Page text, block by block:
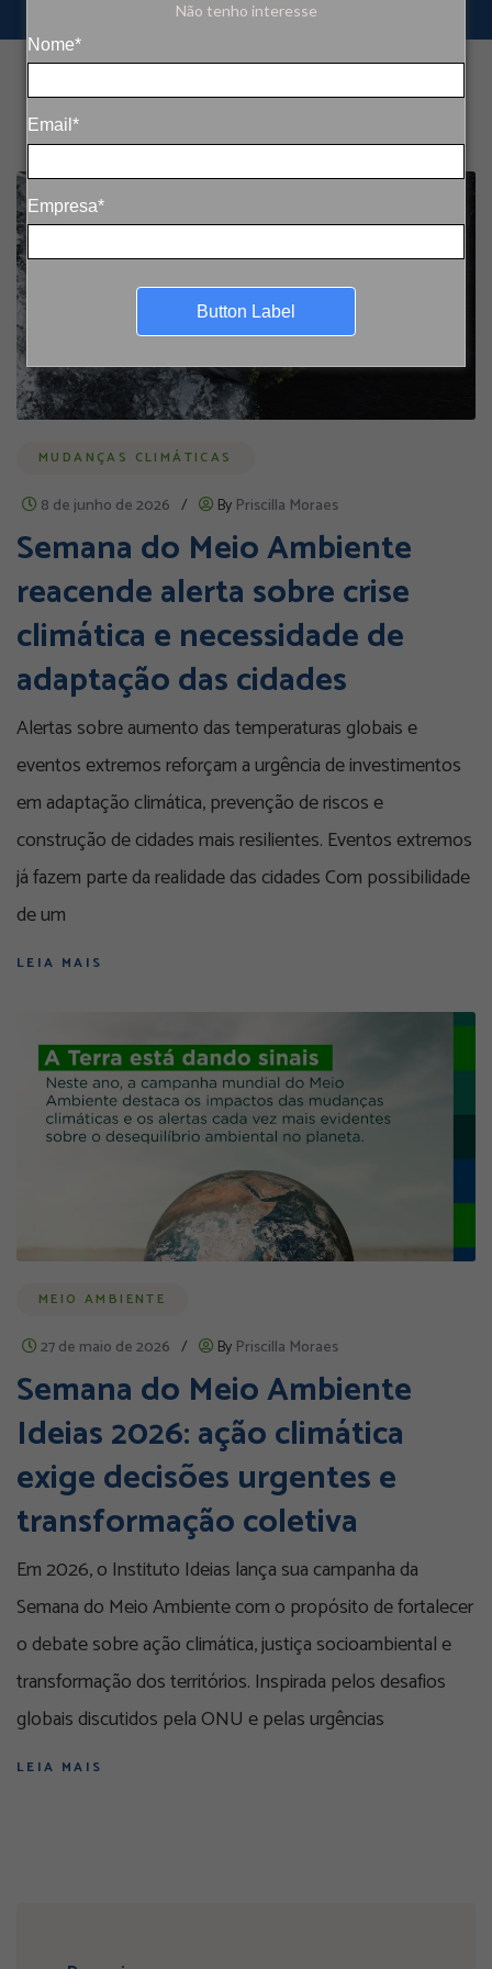
Não tenho interesse
Nome*
Email*
Empresa*
Button Label
MUDANÇAS CLIMÁTICAS
8 de junho de 2026 / By Priscilla Moraes
Semana do Meio Ambiente
reacende alerta sobre crise
climática e necessidade de
adaptação das cidades
Alertas sobre aumento das temperaturas globais e
eventos extremos reforçam a urgência de investimentos
em adaptação climática, prevenção de riscos e
construção de cidades mais resilientes. Eventos extremos
já fazem parte da realidade das cidades Com possibilidade
de um
LEIA MAIS
MEIO AMBIENTE
27 de maio de 2026 / By Priscilla Moraes
Semana do Meio Ambiente
Ideias 2026: ação climática
exige decisões urgentes e
transformação coletiva
Em 2026, o Instituto Ideias lança sua campanha da
Semana do Meio Ambiente com o propósito de fortalecer
o debate sobre ação climática, justiça socioambiental e
transformação dos territórios. Inspirada pelos desafios
globais discutidos pela ONU e pelas urgências
LEIA MAIS